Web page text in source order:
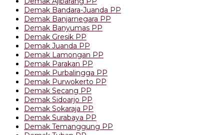
Demak Bandara-Juanda PP
Demak Banjarnegara PP
Demak Banyumas PP
Demak Gresik PP
Demak Juanda PP
Demak Lamongan PP
Demak Parakan PP
Demak Purbalingga PP
Demak Purwokerto PP
Demak Secang PP
Demak Sidoarjo PP
Demak Sokaraja PP
Demak Surabaya PP
Demak Temanggung PP